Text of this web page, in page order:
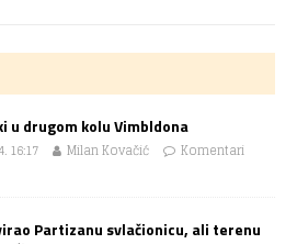
u drugom kolu Vimbldona
16:17 Milan Kovačić
Komentari
Partizanu svlačionicu, ali terenu